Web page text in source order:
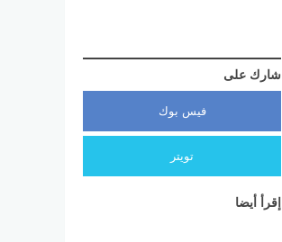
شارك على
فيس بوك
تويتر
إقرأ أيضا